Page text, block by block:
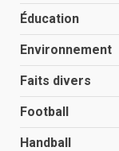
Éducation
Environnement
Faits divers
Football
Handball